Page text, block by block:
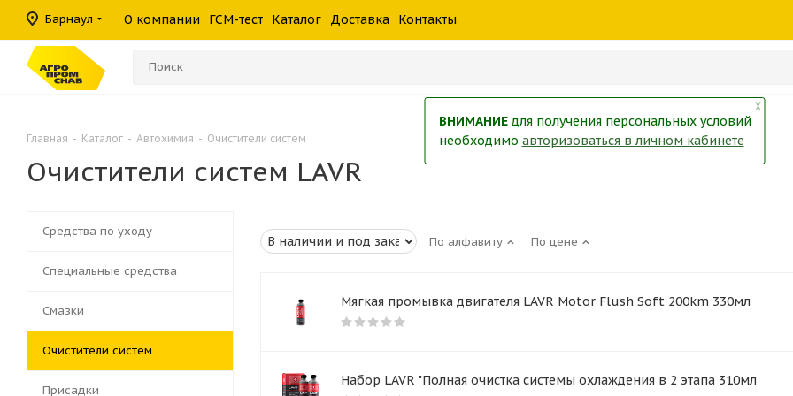
Барнаул О компании ГСМ-тест Каталог Доставка Контакты
Консистентные
смазки
Гидравлические
фильтры
Герметики
Главная - Каталог - Автохимия - Очистители систем
Очистители систем LAVR
По алфавиту По цене
Мягкая промывка двигателя LAVR Motor Flush Soft 200km 330мл
Набор LAVR "Полная очистка системы охлаждения в 2 этапа 310мл
Средства по уходу
Специальные средства
Смазки
Очистители систем
Присадки
╳
ВНИМАНИЕдля получения персональных условий
необходимо авторизоваться в личном кабинете